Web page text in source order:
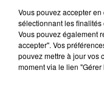
Vous pouvez accepter
sélectionnant les finalités
Vous pouvez également
accepter". Vos
pouvez mettre à jour vos
moment via le lien